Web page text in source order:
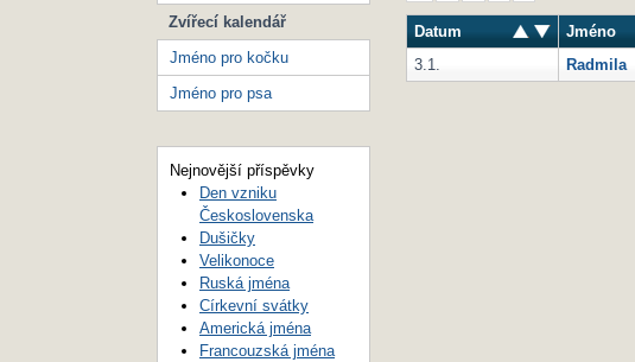
Datum Jméno
3.1.
Radmila
Zvířecí kalendář
Jméno pro kočku
Jméno pro psa
Nejnovější příspěvky
Den vzniku
Československa
Dušičky
Velikonoce
Ruská jména
Církevní svátky
Americká jména
Francouzská jména